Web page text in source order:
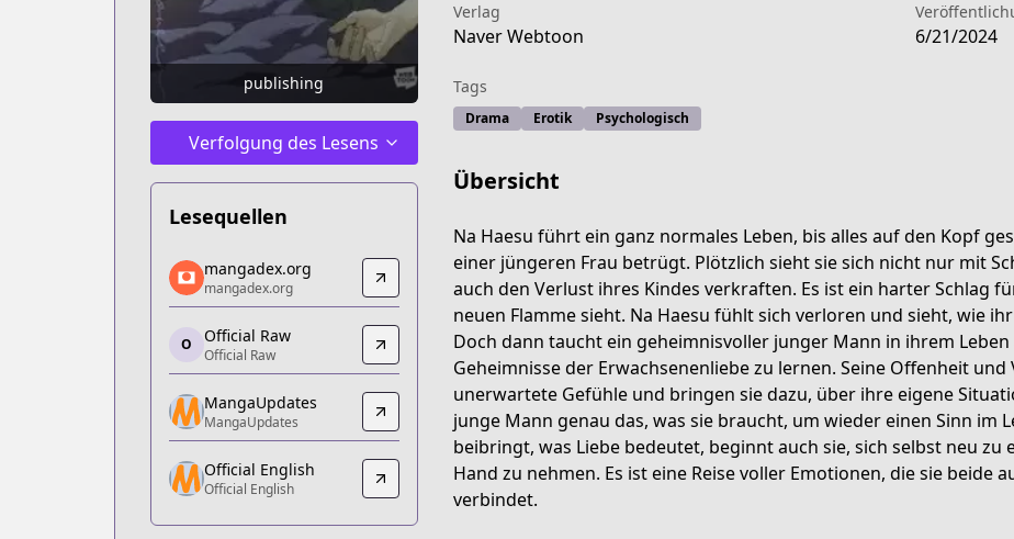
publishing
Verfolgung des Lesens
Lesequellen
mangadex.org
mangadex.org
https://mangadex.org/title/05e7e729-2403-4bdd-965a-bde4de9e8484
Official Raw
Official Raw
https://comic.naver.com/webtoon/list?titleId=827190
MangaUpdates
MangaUpdates
https://www.mangaupdates.com/series.html?id=3pdw9ye
Official English
Official English
mangadex.org
mangadex.org
O Official Raw
Official Raw
MangaUpdates
MangaUpdates
Official English
Official English
Verlag
Naver Webtoon 6/21/2024
Tags
Drama Erotik Psychologisch
Übersicht
Na Haesu führt ein ganz normales Leben, bis alles auf den Kopf
einer jüngeren Frau betrügt. Plötzlich sieht sie sich nicht nur mit
auch den Verlust ihres Kindes verkraften. Es ist ein harter Schlag
neuen Flamme sieht. Na Haesu fühlt sich verloren und sieht, wie
Doch dann taucht ein geheimnisvoller junger Mann in ihrem
Geheimnisse der Erwachsenenliebe zu lernen. Seine Offenheit
unerwartete Gefühle und bringen sie dazu, über ihre eigene
junge Mann genau das, was sie braucht, um wieder einen Sinn im
beibringt, was Liebe bedeutet, beginnt auch sie, sich selbst neu
Hand zu nehmen. Es ist eine Reise voller Emotionen, die sie beide
verbindet.